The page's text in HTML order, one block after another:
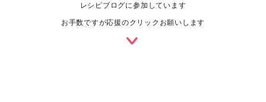
レシピブログに参加しています
お手数ですが応援のクリックお願いします